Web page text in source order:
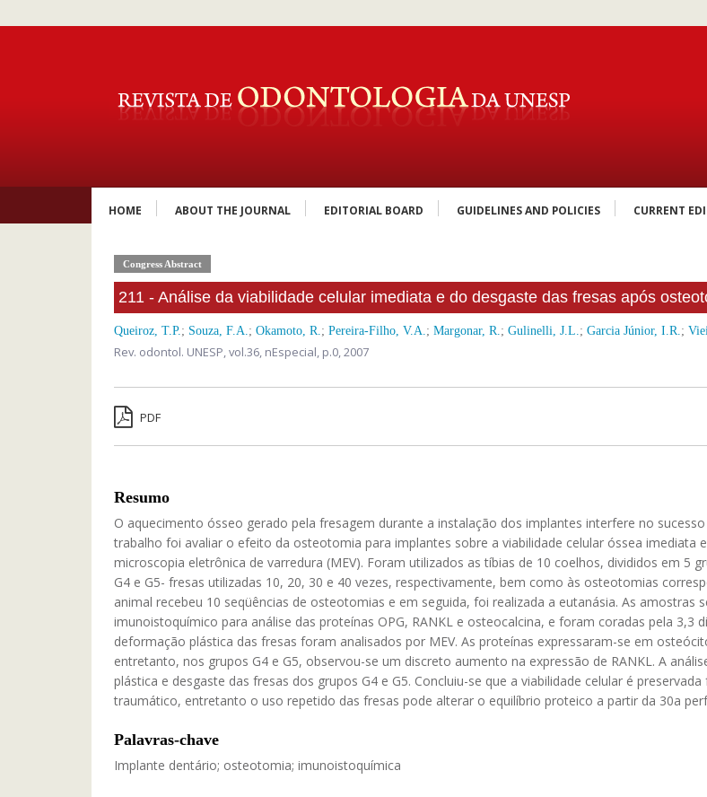
HOME ABOUT THE JOURNAL EDITORIAL BOARD GUIDELINES AND POLICIES CURRENT
Congress Abstract
211 - Análise da viabilidade celular imediata e do desgaste das fresas após
Queiroz, T.P.; Souza, F.A.; Okamoto, R.; Pereira-Filho, V.A.; Margonar, R.; Gulinelli, J.L.; Garcia Júnior, I.R.;
Rev. odontol. UNESP,vol.36, nEspecial, p.0, 2007
PDF
Resumo
O aquecimento ósseo gerado pela fresagem durante a instalação dos implantes interfere no
trabalho foi avaliar o efeito da osteotomia para implantes sobre a viabilidade celular óssea imediata
microscopia eletrônica de varredura (MEV). Foram utilizados as tíbias de 10 coelhos, divididos em 5
G4 e G5- fresas utilizadas 10, 20, 30 e 40 vezes, respectivamente, bem como às osteotomias
animal recebeu 10 seqüências de osteotomias e em seguida, foi realizada a eutanásia. As amostras
imunoistoquímico para análise das proteínas OPG, RANKL e osteocalcina, e foram coradas pela 3,3
deformação plástica das fresas foram analisados por MEV. As proteínas expressaram-se em
entretanto, nos grupos G4 e G5, observou-se um discreto aumento na expressão de RANKL. A
plástica e desgaste das fresas dos grupos G4 e G5. Concluiu-se que a viabilidade celular é
traumático, entretanto o uso repetido das fresas pode alterar o equilíbrio proteico a partir da 30a
Palavras-chave
Implante dentário; osteotomia; imunoistoquímica